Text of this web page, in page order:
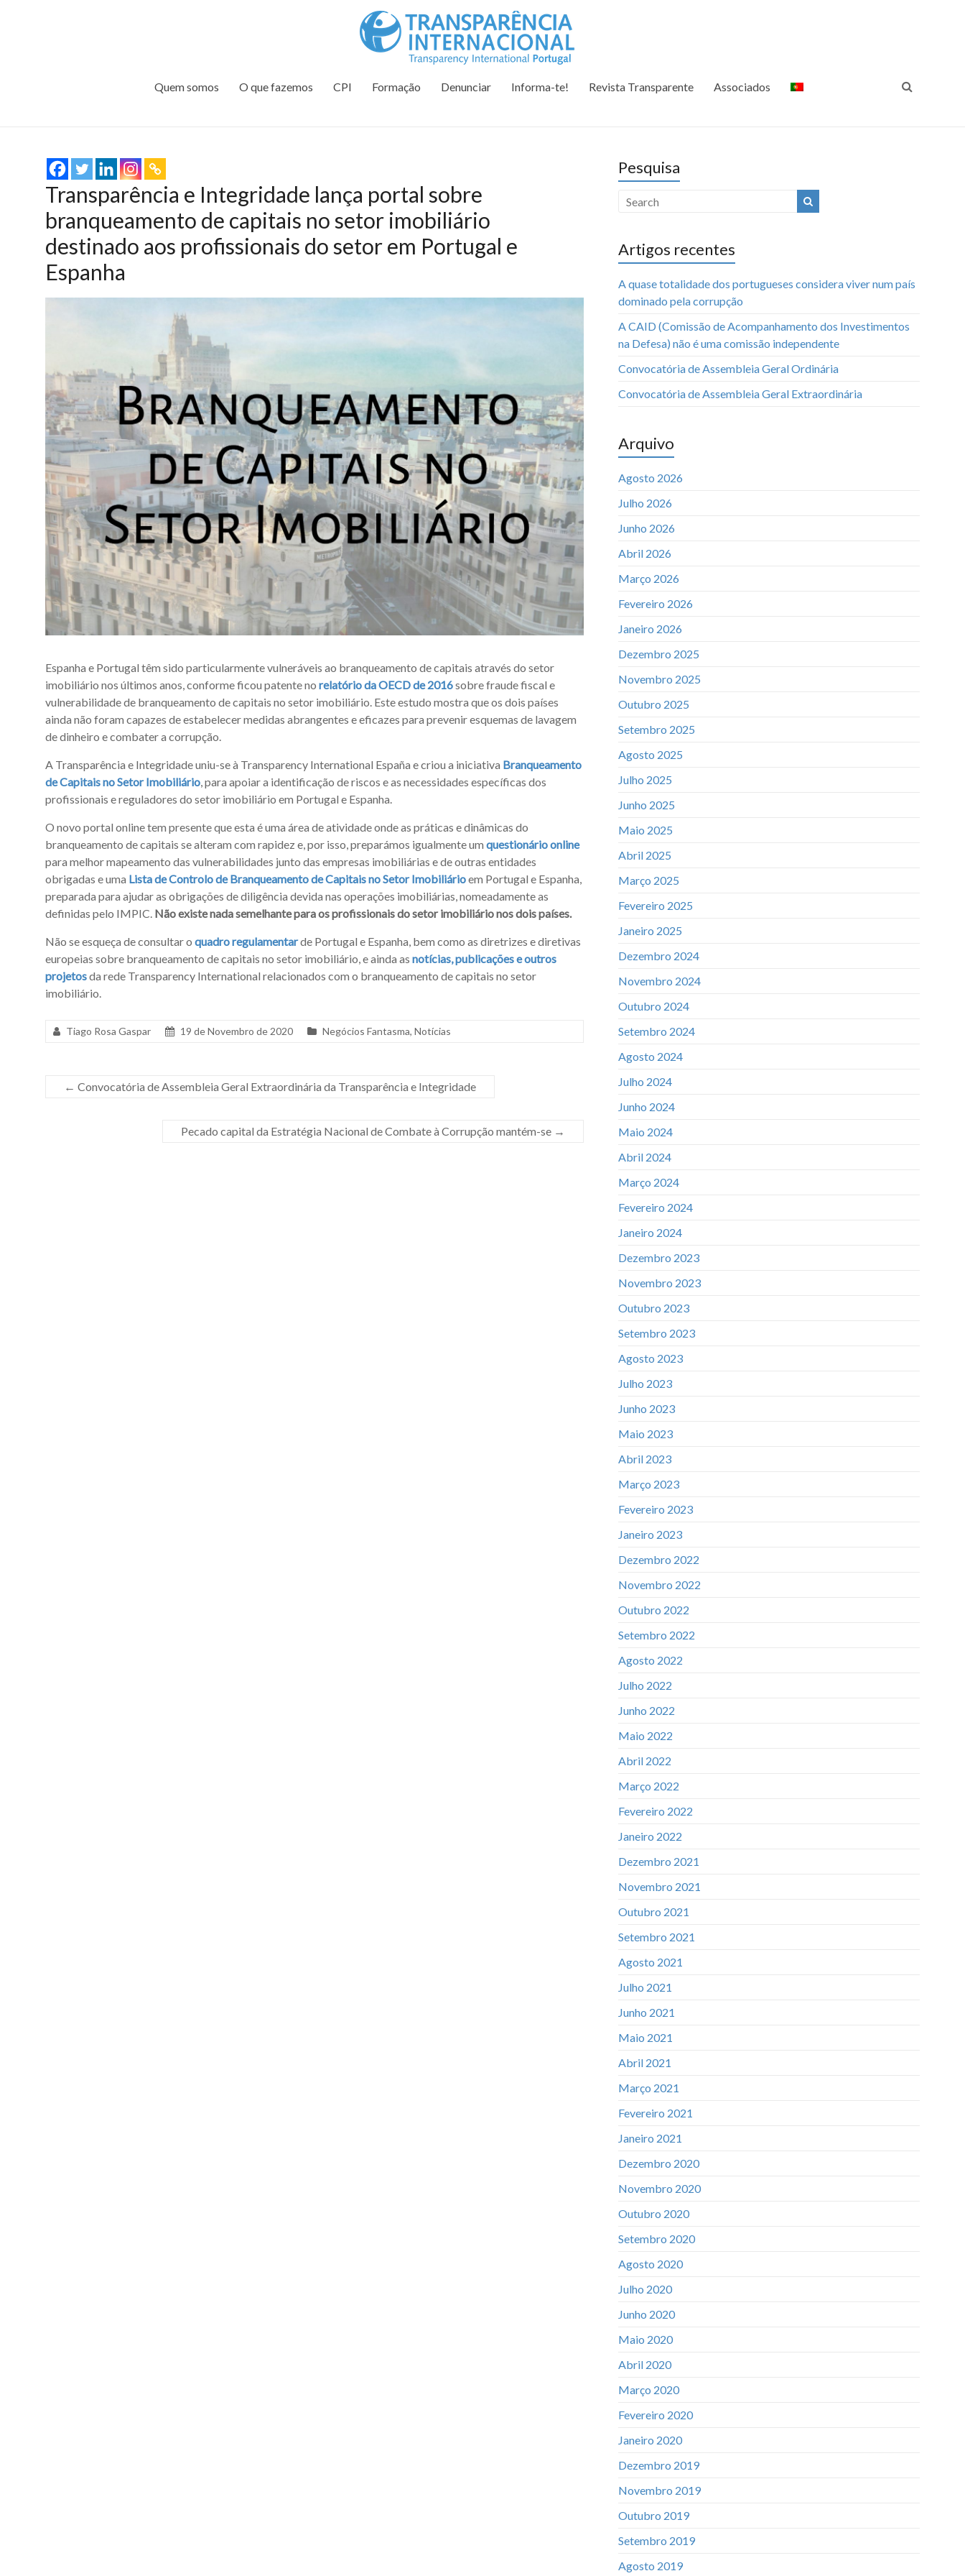
Quem somos O que fazemos CPI Formação Denunciar Informa-te! Revista Transparente Associados
Transparência e Integridade lança portal sobre
branqueamento de capitais no setor imobiliário
destinado aos profissionais do setor em Portugal e
Espanha
Espanha e Portugal têm sido particularmente vulneráveis ao branqueamento de capitais através do setor
imobiliário nos últimos anos, conforme ficou patente no relatório da OECD de 2016sobre fraude fiscal e
vulnerabilidade de branqueamento de capitais no setor imobiliário. Este estudo mostra que os dois países
ainda não foram capazes de estabelecer medidas abrangentes e eficazes para prevenir esquemas de lavagem
de dinheiro e combater a corrupção.
A Transparência e Integridade uniu-se à Transparency International España e criou a iniciativa Branqueamento
de Capitais no Setor Imobiliário, para apoiar a identificação de riscos e as necessidades específicas dos
profissionais e reguladores do setor imobiliário em Portugal e Espanha.
O novo portal online tem presente que esta é uma área de atividade onde as práticas e dinâmicas do
branqueamento de capitais se alteram com rapidez e, por isso, preparámos igualmente um questionário online
para melhor mapeamento das vulnerabilidades junto das empresas imobiliárias e de outras entidades
obrigadas e uma Lista de Controlo de Branqueamento de Capitais no Setor Imobiliárioem Portugal e Espanha,
preparada para ajudar as obrigações de diligência devida nas operações imobiliárias, nomeadamente as
definidas pelo IMPIC. Não existe nada semelhante para os profissionais do setor imobiliário nos dois países.
Não se esqueça de consultar o quadro regulamentarde Portugal e Espanha, bem como as diretrizes e diretivas
europeias sobre branqueamento de capitais no setor imobiliário, e ainda as notícias, publicações e outros
projetosda rede Transparency International relacionados com o branqueamento de capitais no setor
imobiliário.
Tiago Rosa Gaspar 19 de Novembro de 2020 Negócios Fantasma, Notícias
← Convocatória de Assembleia Geral Extraordinária da Transparência e Integridade
Pecado capital da Estratégia Nacional de Combate à Corrupção mantém-se →
Pesquisa
Artigos recentes
A quase totalidade dos portugueses considera viver num país
dominado pela corrupção
A CAID (Comissão de Acompanhamento dos Investimentos
na Defesa) não é uma comissão independente
Convocatória de Assembleia Geral Ordinária
Convocatória de Assembleia Geral Extraordinária
Arquivo
Agosto 2026
Julho 2026
Junho 2026
Abril 2026
Março 2026
Fevereiro 2026
Janeiro 2026
Dezembro 2025
Novembro 2025
Outubro 2025
Setembro 2025
Agosto 2025
Julho 2025
Junho 2025
Maio 2025
Abril 2025
Março 2025
Fevereiro 2025
Janeiro 2025
Dezembro 2024
Novembro 2024
Outubro 2024
Setembro 2024
Agosto 2024
Julho 2024
Junho 2024
Maio 2024
Abril 2024
Março 2024
Fevereiro 2024
Janeiro 2024
Dezembro 2023
Novembro 2023
Outubro 2023
Setembro 2023
Agosto 2023
Julho 2023
Junho 2023
Maio 2023
Abril 2023
Março 2023
Fevereiro 2023
Janeiro 2023
Dezembro 2022
Novembro 2022
Outubro 2022
Setembro 2022
Agosto 2022
Julho 2022
Junho 2022
Maio 2022
Abril 2022
Março 2022
Fevereiro 2022
Janeiro 2022
Dezembro 2021
Novembro 2021
Outubro 2021
Setembro 2021
Agosto 2021
Julho 2021
Junho 2021
Maio 2021
Abril 2021
Março 2021
Fevereiro 2021
Janeiro 2021
Dezembro 2020
Novembro 2020
Outubro 2020
Setembro 2020
Agosto 2020
Julho 2020
Junho 2020
Maio 2020
Abril 2020
Março 2020
Fevereiro 2020
Janeiro 2020
Dezembro 2019
Novembro 2019
Outubro 2019
Setembro 2019
Agosto 2019